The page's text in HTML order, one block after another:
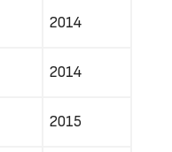
2014
2014
2015